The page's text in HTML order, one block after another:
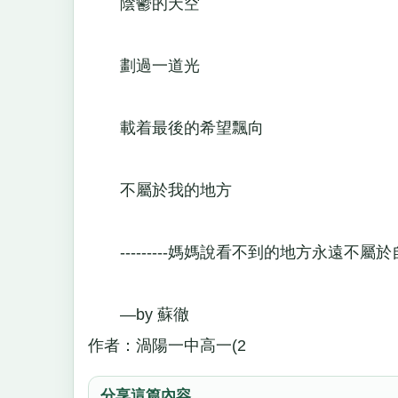
劃過一道光
載着最後的希望飄向
不屬於我的地方
---------媽媽說看不到的地方永遠不屬
—by 蘇徹
作者：渦陽一中高一(2